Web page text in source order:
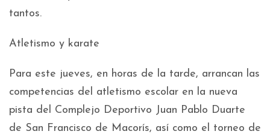
tantos.
Atletismo y karate
Para este jueves, en horas de la tarde, arrancan las
competencias del atletismo escolar en la nueva
pista del Complejo Deportivo Juan Pablo Duarte
de San Francisco de Macorís, así como el torneo de